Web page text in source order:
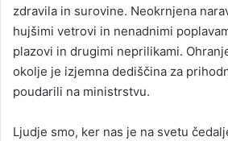
zdravila in surovine. Neokrnjena
hujšimi vetrovi in nenadnimi
plazovi in drugimi neprilikami.
okolje je izjemna dediščina za
poudarili na ministrstvu.
Ljudje smo, ker nas je na svetu